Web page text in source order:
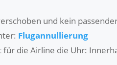
und kein
Flugannullierung
die Airline die Uhr: